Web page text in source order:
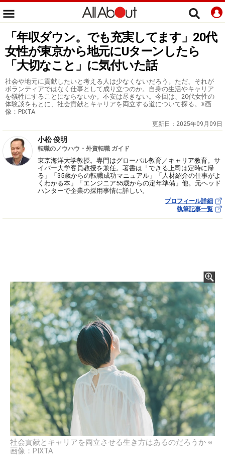
「年収ダウン。でも充実してます」20代
女性が東京から地元にUターンしたら
「大切なこと」に気付いた話
社会や地元に貢献したいと考える人は少なくないだろう。ただ、それが
ボランティアではなく仕事として成り立つのか。自身の生活やキャリア
を犠牲にすることにならないか。不安は尽きない。今回は、20代女性の
体験談をもとに、社会貢献とキャリアを両立する道について探る。※画
像：PIXTA
更新日： 2025年09月09日
小松 俊明
転職のノウハウ・外資転職 ガイド
東京海洋大学教授。専門はグローバル教育／キャリア教育。サ
イバー大学客員教授を兼任。著書は「できる上司は定時に帰
る」「35歳からの転職成功マニュアル」「人材紹介の仕事がよ
くわかる本」「エンジニア55歳からの定年準備」他。元ヘッド
ハンターで企業の採用事情に詳しい。
プロフィール詳細
執筆記事一覧
社会貢献とキャリアを両立させる生き方はあるのだろうか ※
画像：PIXTA